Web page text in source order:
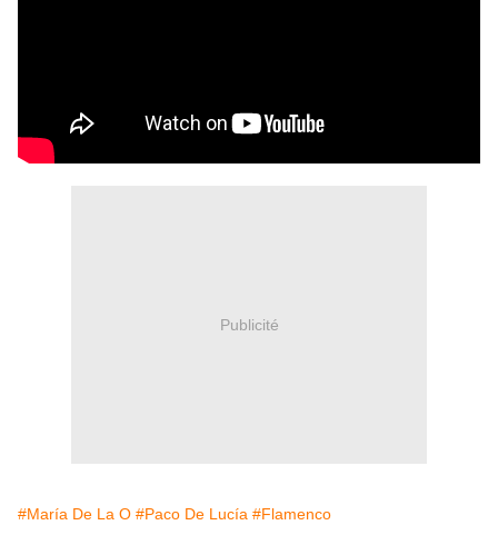
Publicité
#María De La O #Paco De Lucía #Flamenco